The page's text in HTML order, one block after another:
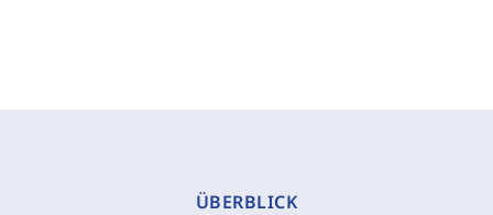
ÜBERBLICK